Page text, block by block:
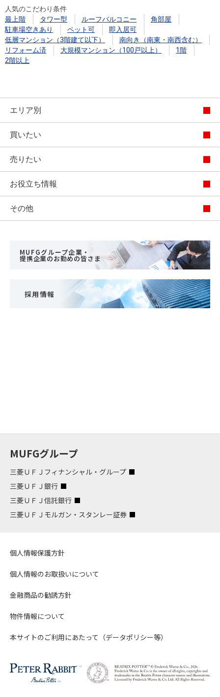
人気のこだわり条件
最上階
タワー型 ルーフバルコニー
角部屋
駐車場空きあり
ペット可
即入居可
低層マンション（3階建て以下）
南向き（南東・南西含む）
リフォーム済
大規模マンション（100戸以上）
1階
2階以上
エリア別
買いたい
売りたい
お役立ち情報
その他
MUFGグループ企業・
提携企業のお勤めの皆さま
採用情報
MUFGグループ
三菱ＵＦＪフィナンシャル・グループ
三菱ＵＦＪ銀行
三菱ＵＦＪ信託銀行
三菱ＵＦＪモルガン・スタンレー証券
個人情報保護方針
個人情報のお取扱いについて
金融商品の勧誘方針
物件情報について
本サイトのご利用にあたって（データポリシー等）